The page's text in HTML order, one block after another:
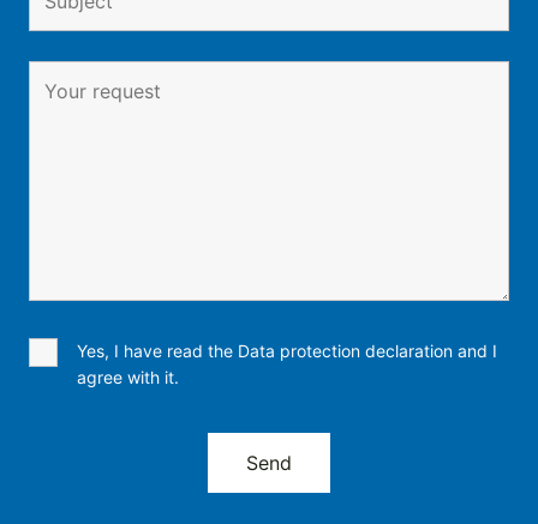
Yes, I have read the Data protection declaration and I
agree with it.